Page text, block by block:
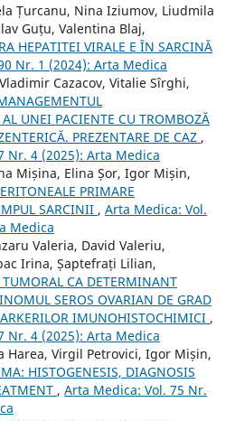
Țurcanu, Nina Iziumov, Liudmila
Guțu, Valentina Blaj,
HEPATITEI VIRALE E ÎN SARCINĂ
Nr. 1 (2024): Arta Medica
Cazacov, Vitalie Sîrghi,
UNEI PACIENTE CU TROMBOZĂ
PREZENTARE DE CAZ ,
Nr. 4 (2025): Arta Medica
Mișina, Elina Șor, Igor Mișin,
PRIMARE
SARCINII , Arta Medica: Vol.
Medica
Valeria, David Valeriu,
Irina, Șaptefrați Lilian,
CA DETERMINANT
SEROS OVARIAN DE GRAD
IMUNOHISTOCHIMICI ,
Nr. 4 (2025): Arta Medica
Harea, Virgil Petrovici, Igor Mișin,
HISTOGENESIS, DIAGNOSIS
, Arta Medica: Vol. 75 Nr.